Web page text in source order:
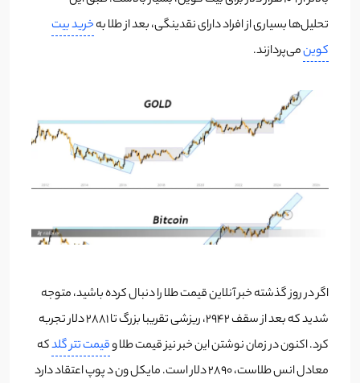
تحلیل‌ها بسیاری از افراد دارای نقدینگی، بعد از طلا بهخرید بیت
کوینمی‌پردازند.
اگر در روز گذشته خبر آنلاین قیمت طلا را دنبال کرده باشید، متوجه
شدید که بعد از سقف 2942، ریزشی تقریبا بزرگ تا 2881 دلار تجربه
کرد. اکنون در زمان نوشتن این خبر نیز قیمت طلا وقیمت تتر گلدکه
معادل انس طلاست، 2890 دلار است. مایکل ون د پوپ اعتقاد دارد